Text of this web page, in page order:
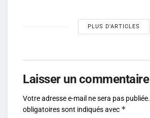
PLUS D'ARTICLES
Laisser un commentaire
Votre adresse e-mail ne sera pas publiée.
obligatoires sont indiqués avec *